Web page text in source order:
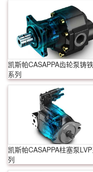
凯斯帕CASAPPA齿轮泵铸
系列
凯斯帕CASAPPA柱塞泵
列